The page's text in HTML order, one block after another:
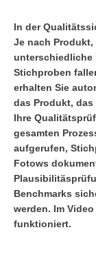
In der
Je nach
unterschiedliche
Stichproben
erhalten Sie
das Produkt,
Ihre
gesamten
aufgerufen,
Fotows
Benchmarks
werden. Im
funktioniert.